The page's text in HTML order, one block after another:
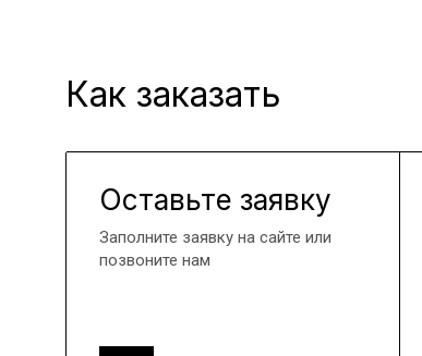
Как заказать
Оставьте заявку
Заполните заявку на сайте или
позвоните нам